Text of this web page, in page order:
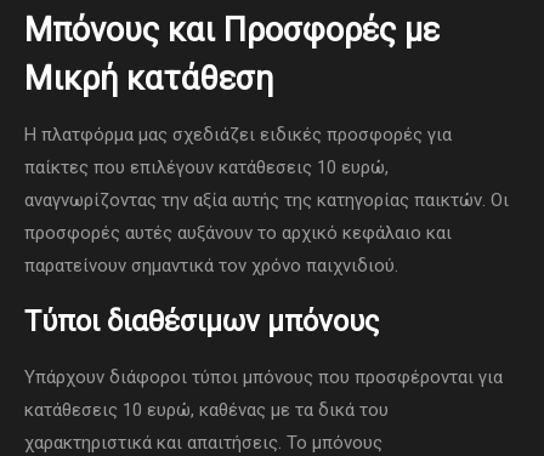
Μπόνους και Προσφορές με
Μικρή κατάθεση
Η πλατφόρμα μας σχεδιάζει ειδικές προσφορές για
παίκτες που επιλέγουν κατάθεσεις 10 ευρώ,
αναγνωρίζοντας την αξία αυτής της κατηγορίας παικτών. Οι
προσφορές αυτές αυξάνουν το αρχικό κεφάλαιο και
παρατείνουν σημαντικά τον χρόνο παιχνιδιού.
Τύποι διαθέσιμων μπόνους
Υπάρχουν διάφοροι τύποι μπόνους που προσφέρονται για
κατάθεσεις 10 ευρώ, καθένας με τα δικά του
χαρακτηριστικά και απαιτήσεις. Το μπόνους